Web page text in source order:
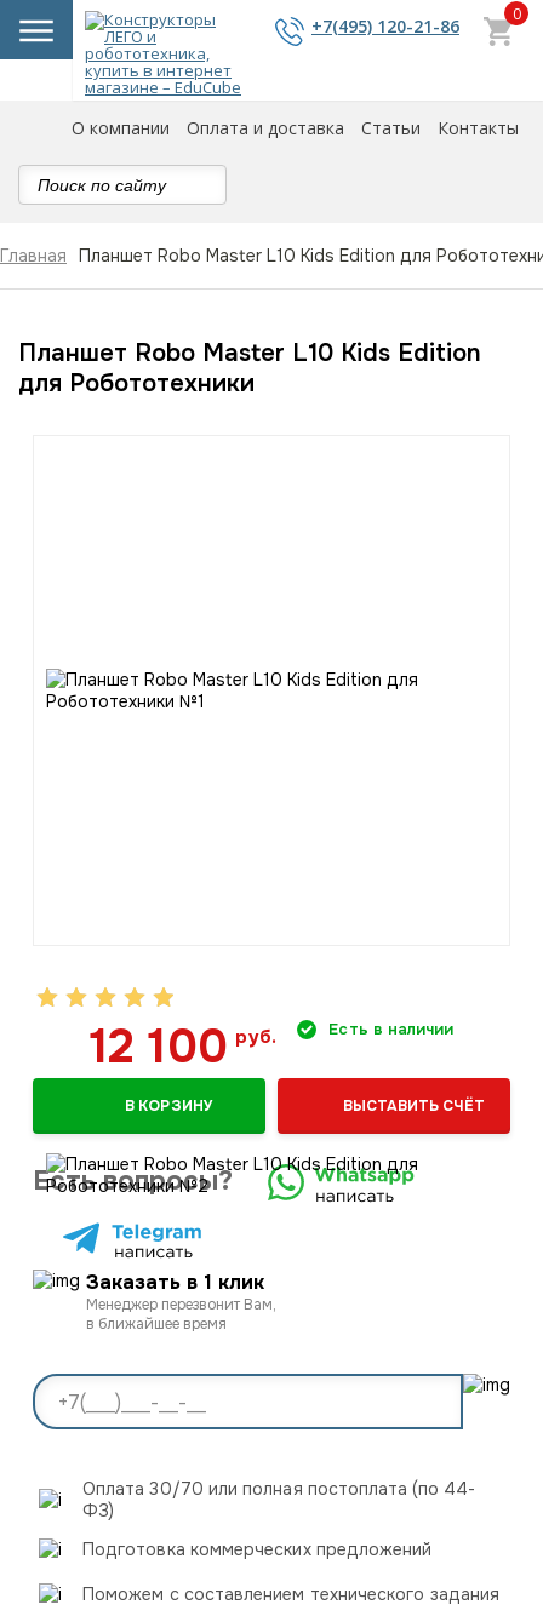
+7(495) 120-21-86
0
О компании Оплата и доставка Статьи Контакты
Главная Планшет Robo Master L10 Kids Edition для
Планшет Robo Master L10 Kids Edition
для Робототехники
12 100руб. Есть в наличии
В КОРЗИНУ ВЫСТАВИТЬ СЧЁТ
Есть вопросы?
Заказать в 1 клик
Менеджер перезвонит Вам,
в ближайшее время
Оплата 30/70 или полная постоплата (по 44-
ФЗ)
Подготовка коммерческих предложений
Поможем с составлением технического задания